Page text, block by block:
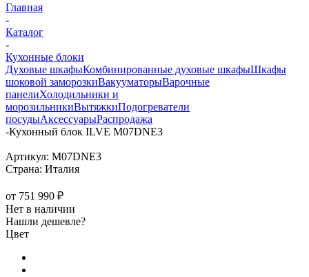
Главная
-
Каталог
-
Кухонные блоки
Духовые шкафыКомбинированные духовые шкафыШкафы
шоковой заморозкиВакууматорыВарочные
панелиХолодильники и
морозильникиВытяжкиПодогреватели
посудыАксессуарыРаспродажа
-Кухонный блок ILVE M07DNE3
Артикул: M07DNE3
Страна: Италия
от 751 990 ₽
Нет в наличии
Нашли дешевле?
Цвет